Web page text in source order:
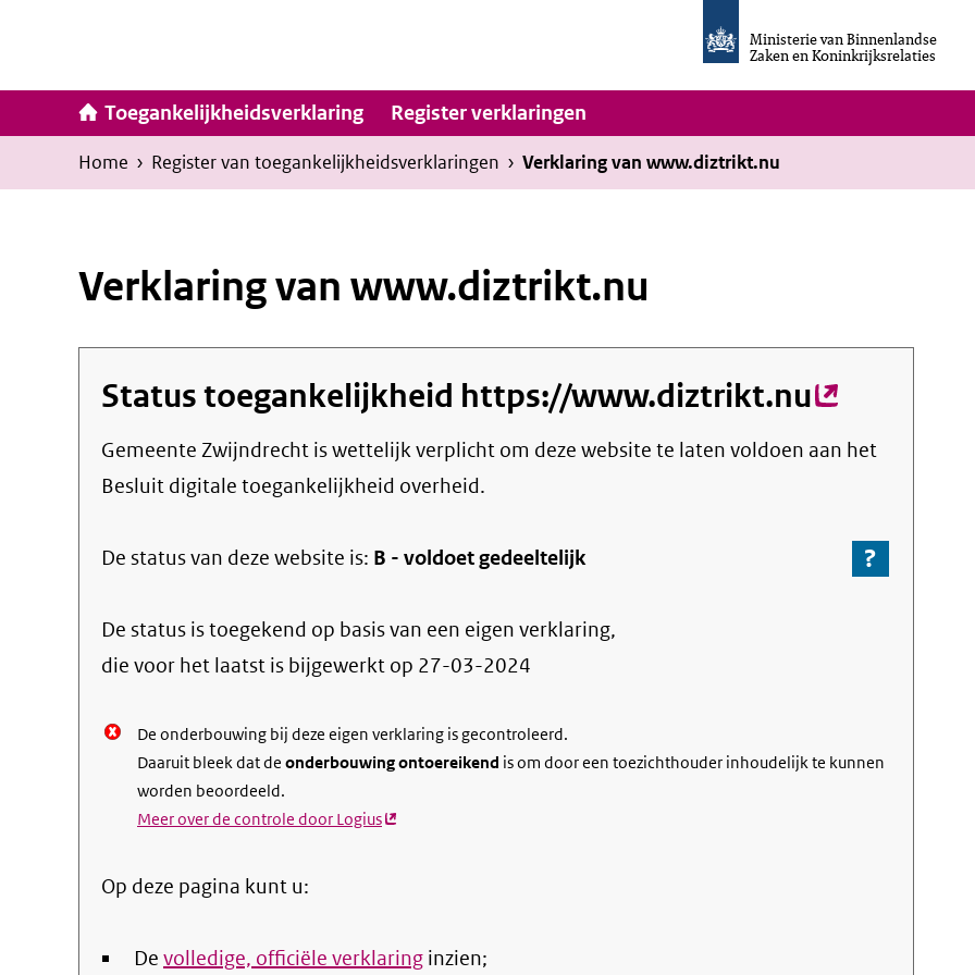
inhoud
Ministerie van Binnenlandse
Zaken en Koninkrijksrelaties
van
Invulassistent
Toegankelijkheidsverklaring
Toegankelijkheidsverklaring Hoofdnavigatie
Register verklaringen
Kruimelpad
U
bevindt
Home › Register van toegankelijkheids­verklaringen › Verklaring van www.diztrikt.nu
Verklaring van www.diztrikt.nu
Status toegankelijkheid https://www.diztrikt.nu(externe
link)
Gemeente Zwijndrecht is wettelijk verplicht om deze website te laten voldoen aan het
Besluit digitale toegankelijkheid overheid.
De status van deze website is: B - voldoet gedeeltelijk ?
Ga
De status is toegekend op basis van een eigen verklaring,
die voor het laatst is bijgewerkt op 27-03-2024
De onderbouwing bij deze eigen verklaring is gecontroleerd.
Daaruit bleek dat de onderbouwing ontoereikend is om door een toezichthouder inhoudelijk te kunnen
worden beoordeeld.
Meer over de controle door Logius(externe
Op deze pagina kunt u:
De volledige, officiële verklaring inzien;